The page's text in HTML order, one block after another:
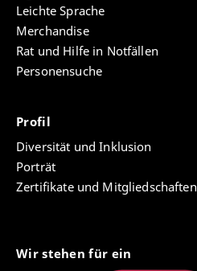
Leichte Sprache
Merchandise
Rat und Hilfe in Notfällen
Personensuche
Profil
Diversität und Inklusion
Porträt
Zertifikate und Mitgliedschaften
Wir stehen für ein